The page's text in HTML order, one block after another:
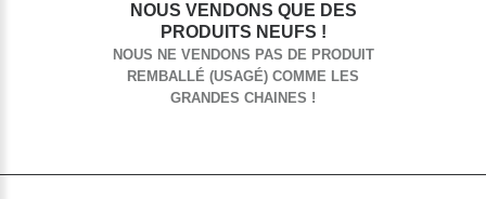
NOUS VENDONS QUE DES
PRODUITS NEUFS !
NOUS NE VENDONS PAS DE PRODUIT
REMBALLÉ (USAGÉ) COMME LES
GRANDES CHAINES !